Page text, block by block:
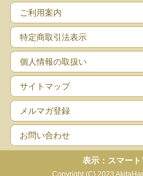
ご利用案内
特定商取引法表示
個人情報の取扱い
サイトマップ
メルマガ登録
お問い合わせ
表示：スマート